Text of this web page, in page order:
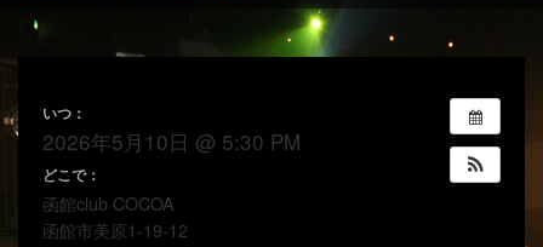
いつ：
2026年5月10日 @ 5:30 PM
どこで：
函館club COCOA
函館市美原1-19-12